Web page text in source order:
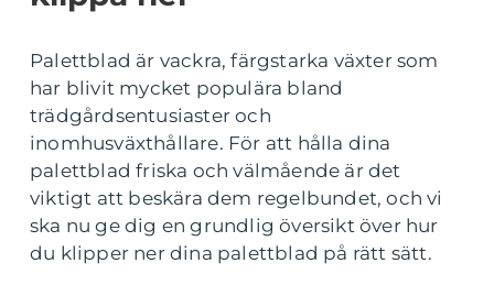
Palettblad är vackra, färgstarka växter som
har blivit mycket populära bland
trädgårdsentusiaster och
inomhusväxthållare. För att hålla dina
palettblad friska och välmående är det
viktigt att beskära dem regelbundet, och vi
ska nu ge dig en grundlig översikt över hur
du klipper ner dina palettblad på rätt sätt.